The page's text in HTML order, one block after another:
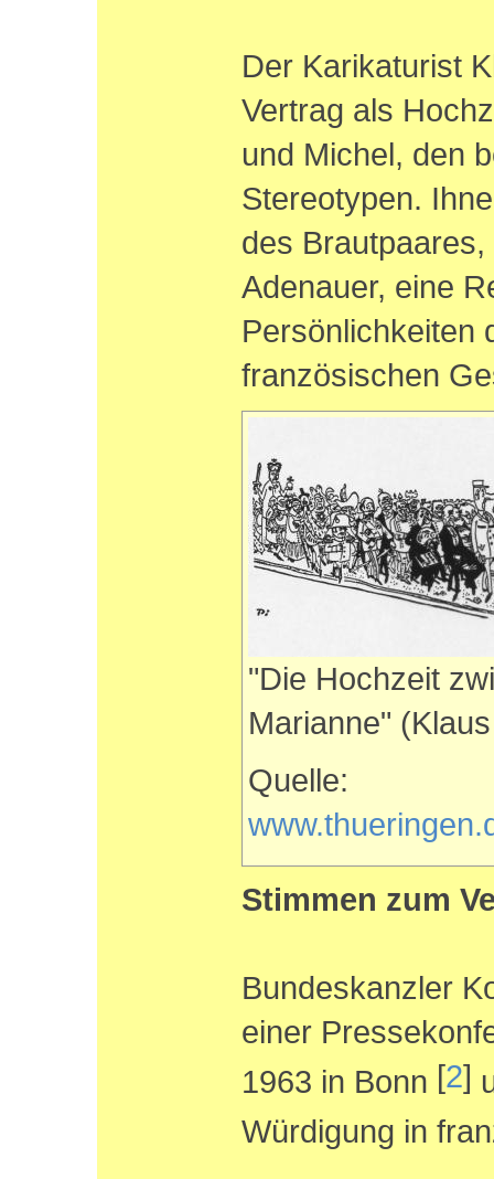
Der Karikaturist
Vertrag als
und Michel, den
Stereotypen.
des
Adenauer, eine
Persönlichkeiten
französischen
"Die Hochzeit
Marianne"
Quelle:
Stimmen zum
Bundeskanzler
einer
1963 in Bonn [2]
Würdigung in